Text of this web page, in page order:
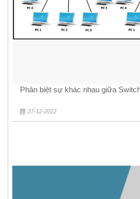
Phân biệt sự khác nhau giữa
27-12-2022